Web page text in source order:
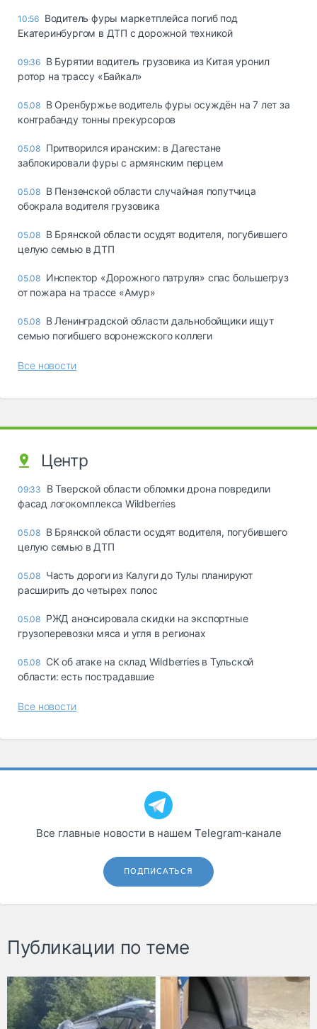
10:56 Водитель фуры маркетплейса погиб под
Екатеринбургом в ДТП с дорожной техникой
09:36 В Бурятии водитель грузовика из Китая уронил
ротор на трассу «Байкал»
05.08 В Оренбуржье водитель фуры осуждён на 7 лет за
контрабанду тонны прекурсоров
05.08 Притворился иранским: в Дагестане
заблокировали фуры с армянским перцем
05.08 В Пензенской области случайная попутчица
обокрала водителя грузовика
05.08 В Брянской области осудят водителя, погубившего
целую семью в ДТП
05.08 Инспектор «Дорожного патруля» спас большегруз
от пожара на трассе «Амур»
05.08 В Ленинградской области дальнобойщики ищут
семью погибшего воронежского коллеги
Все новости
Центр
09:33
В Тверской области обломки дрона повредили
фасад логокомплекса Wildberries
05.08 В Брянской области осудят водителя, погубившего
целую семью в ДТП
05.08 Часть дороги из Калуги до Тулы планируют
расширить до четырех полос
05.08 РЖД анонсировала скидки на экспортные
грузоперевозки мяса и угля в регионах
05.08 СК об атаке на склад Wildberries в Тульской
области: есть пострадавшие
Все новости
Все главные новости в нашем Telegram‑канале
ПОДПИСАТЬСЯ
Публикации по теме